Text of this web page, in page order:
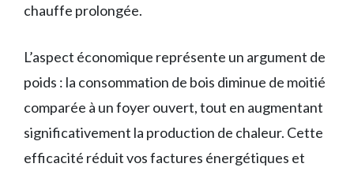
chauffe prolongée.
L’aspect économique représente un argument de
poids : la consommation de bois diminue de moitié
comparée à un foyer ouvert, tout en augmentant
significativement la production de chaleur. Cette
efficacité réduit vos factures énergétiques et